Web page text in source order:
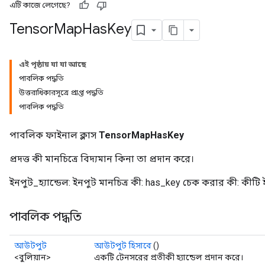
এটি কাজে লেগেছে?
TensorMapHasKey
এই পৃষ্ঠায় যা যা আছে
পাবলিক পদ্ধতি
উত্তরাধিকারসূত্রে প্রাপ্ত পদ্ধতি
পাবলিক পদ্ধতি
পাবলিক ফাইনাল ক্লাস TensorMapHasKey
প্রদত্ত কী মানচিত্রে বিদ্যমান কিনা তা প্রদান করে।
ইনপুট_হ্যান্ডেল: ইনপুট মানচিত্র কী: has_key চেক করার কী: কীটি
পাবলিক পদ্ধতি
আউটপুট
<বুলিয়ান>
আউটপুট হিসাবে()
একটি টেনসরের প্রতীকী হ্যান্ডেল প্রদান করে।